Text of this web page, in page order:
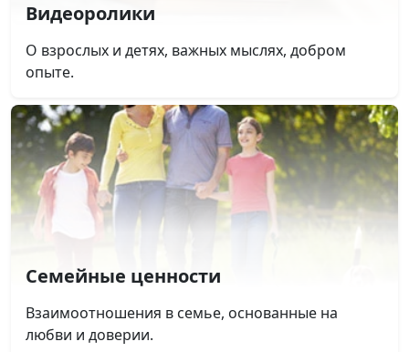
Видеоролики
О взрослых и детях, важных мыслях, добром
опыте.
Семейные ценности
Взаимоотношения в семье, основанные на
любви и доверии.